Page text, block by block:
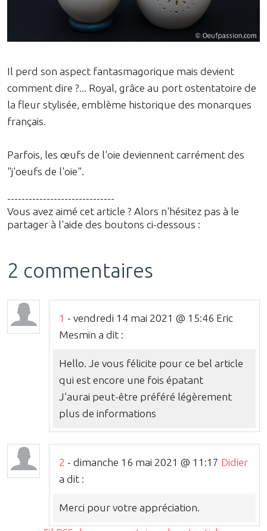
Il perd son aspect fantasmagorique mais devient
comment dire ?... Royal, grâce au port ostentatoire de
la fleur stylisée, emblème historique des monarques
français.
Parfois, les œufs de l'oie deviennent carrément des
"j'oeufs de l'oie".
------------------------------
Vous avez aimé cet article ? Alors n'hésitez pas à le
partager à l'aide des boutons ci-dessous :
2 commentaires
1 - vendredi 14 mai 2021 @ 15:46 Eric
Mesmin a dit :
Hello. Je vous félicite pour ce bel article
qui est encore une fois épatant
J’aurai peut-être préféré légèrement
plus de informations
2 - dimanche 16 mai 2021 @ 11:17 Didier
a dit :
Merci pour votre appréciation.